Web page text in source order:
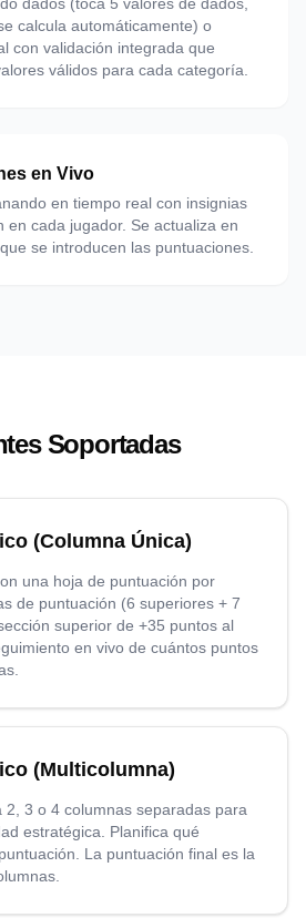
calcula automáticamente) o
con validación integrada que
válidos para cada categoría.
en Vivo
en tiempo real con insignias
en cada jugador. Se actualiza en
se introducen las puntuaciones.
Soportadas
(Columna Única)
una hoja de puntuación por
de puntuación (6 superiores + 7
superior de +35 puntos al
en vivo de cuántos puntos
(Multicolumna)
2, 3 o 4 columnas separadas para
estratégica. Planifica qué
La puntuación final es la